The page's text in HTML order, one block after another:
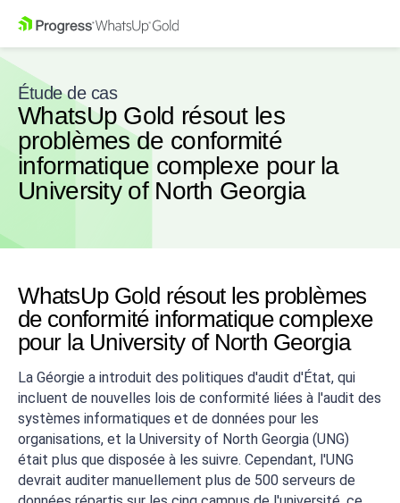
Étude de cas
WhatsUp Gold résout les
problèmes de conformité
informatique complexe pour la
University of North Georgia
WhatsUp Gold résout les problèmes
de conformité informatique complexe
pour la University of North Georgia
La Géorgie a introduit des politiques d'audit d'État, qui
incluent de nouvelles lois de conformité liées à l'audit des
systèmes informatiques et de données pour les
organisations, et la University of North Georgia (UNG)
était plus que disposée à les suivre. Cependant, l'UNG
devrait auditer manuellement plus de 500 serveurs de